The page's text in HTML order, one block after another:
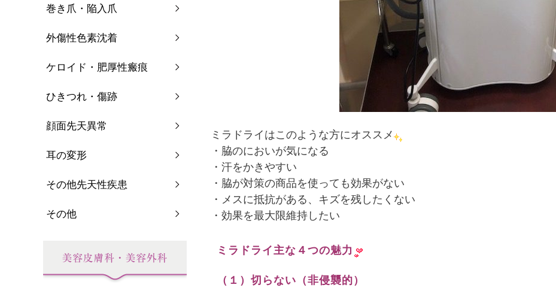
ミラドライはこのような方にオススメ
・脇のにおいが気になる
・汗をかきやすい
・脇が対策の商品を使っても効果がない
・メスに抵抗がある、キズを残したくない
・効果を最大限維持したい
ミラドライ主な４つの魅力
（１）切らない（非侵襲的）
巻き爪・陥入爪
外傷性色素沈着
ケロイド・肥厚性瘢痕
ひきつれ・傷跡
顔面先天異常
耳の変形
その他先天性疾患
その他